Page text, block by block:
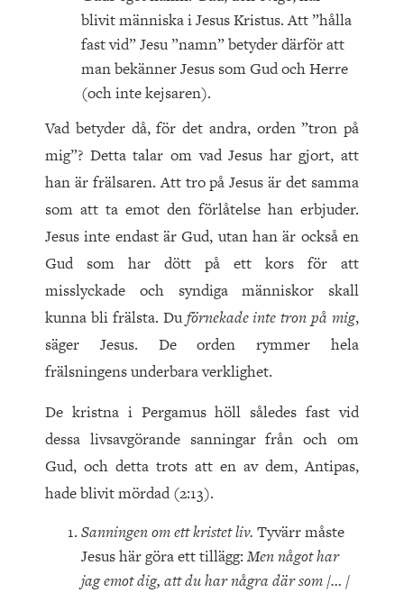
blivit människa i Jesus Kristus. Att ”hålla
fast vid” Jesu ”namn” betyder därför att
man bekänner Jesus som Gud och Herre
(och inte kejsaren).
Vad betyder då, för det andra, orden ”tron på
mig”? Detta talar om vad Jesus har gjort, att
han är frälsaren. Att tro på Jesus är det samma
som att ta emot den förlåtelse han erbjuder.
Jesus inte endast är Gud, utan han är också en
Gud som har dött på ett kors för att
misslyckade och syndiga människor skall
kunna bli frälsta. Duförnekade inte tron på mig,
säger Jesus. De orden rymmer hela
frälsningens underbara verklighet.
De kristna i Pergamus höll således fast vid
dessa livsavgörande sanningar från och om
Gud, och detta trots att en av dem, Antipas,
hade blivit mördad (2:13).
Sanningen om ett kristet liv. Tyvärr måste
Jesus här göra ett tillägg:Men något har
jag emot dig, att du har några där som /… /